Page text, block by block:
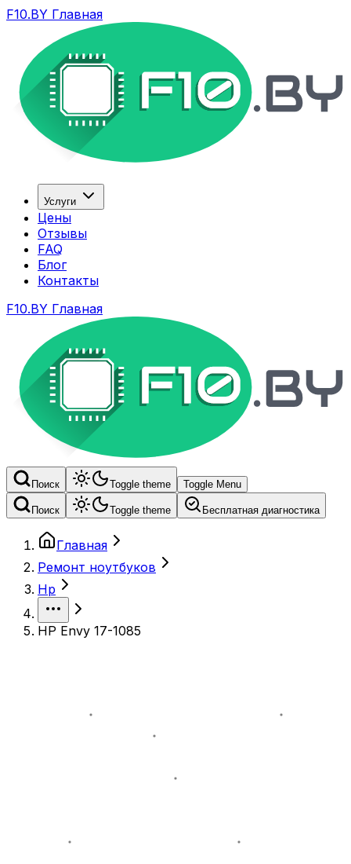
F10.BY Главная
Услуги
Цены
Отзывы
FAQ
Блог
Контакты
F10.BY Главная
Поиск Toggle theme Toggle Menu
Поиск Toggle theme Бесплатная диагностика
Главная
Ремонт ноутбуков
Hp
HP Envy 17-1085